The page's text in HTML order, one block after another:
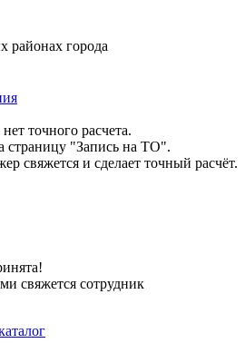
районах города
точного расчета.
страницу "Запись на ТО".
свяжется и сделает точный расчёт.
свяжется сотрудник